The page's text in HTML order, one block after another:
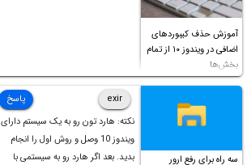
آموزش حذف کیبوردهای
اضافی در ویندوز ۱۰ از تمام
بخش‌ها
سه راه برای رفع ارور
exir
نکته: هارد تون رو به یک سیستم دارای
ویندوز 10 وصل و روش اول را انجام
بدید. بعد اگر هارد رو به سیستمی با
پاسخ